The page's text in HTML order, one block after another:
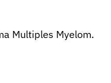
Multiples Myelom.